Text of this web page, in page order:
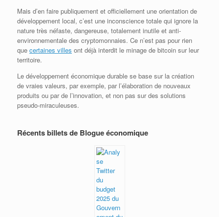
Mais d’en faire publiquement et officiellement une orientation de
développement local, c’est une inconscience totale qui ignore la
nature très néfaste, dangereuse, totalement inutile et anti-
environnementale des cryptomonnaies. Ce n’est pas pour rien
que certaines villes ont déjà interdit le minage de bitcoin sur leur
territoire.
Le développement économique durable se base sur la création
de vraies valeurs, par exemple, par l’élaboration de nouveaux
produits ou par de l’innovation, et non pas sur des solutions
pseudo-miraculeuses.
Récents billets de Blogue économique